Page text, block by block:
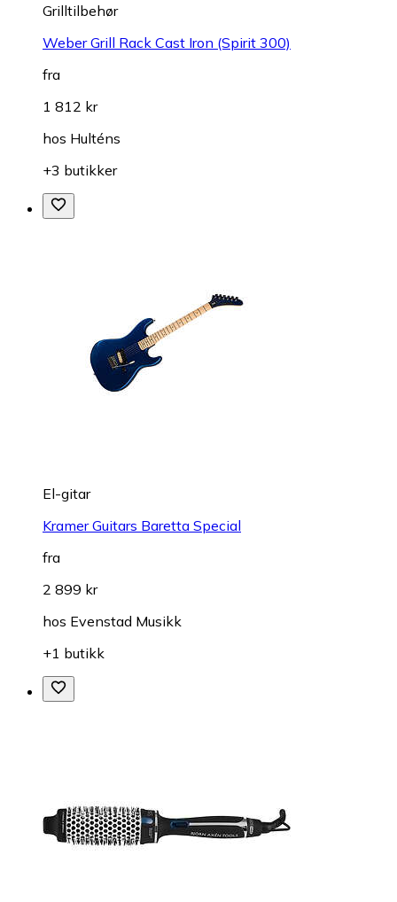
Grilltilbehør
Weber Grill Rack Cast Iron (Spirit 300)
fra
1 812 kr
hos Hulténs
+3 butikker
El-gitar
Kramer Guitars Baretta Special
fra
2 899 kr
hos Evenstad Musikk
+1 butikk